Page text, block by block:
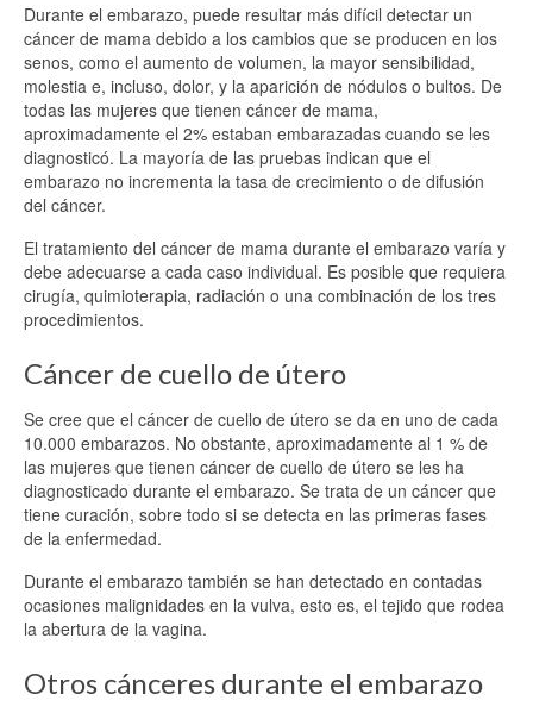
Durante el embarazo, puede resultar más difícil detectar un
cáncer de mama debido a los cambios que se producen en los
senos, como el aumento de volumen, la mayor sensibilidad,
molestia e, incluso, dolor, y la aparición de nódulos o bultos. De
todas las mujeres que tienen cáncer de mama,
aproximadamente el 2% estaban embarazadas cuando se les
diagnosticó. La mayoría de las pruebas indican que el
embarazo no incrementa la tasa de crecimiento o de difusión
del cáncer.
El tratamiento del cáncer de mama durante el embarazo varía y
debe adecuarse a cada caso individual. Es posible que requiera
cirugía, quimioterapia, radiación o una combinación de los tres
procedimientos.
Cáncer de cuello de útero
Se cree que el cáncer de cuello de útero se da en uno de cada
10.000 embarazos. No obstante, aproximadamente al 1 % de
las mujeres que tienen cáncer de cuello de útero se les ha
diagnosticado durante el embarazo. Se trata de un cáncer que
tiene curación, sobre todo si se detecta en las primeras fases
de la enfermedad.
Durante el embarazo también se han detectado en contadas
ocasiones malignidades en la vulva, esto es, el tejido que rodea
la abertura de la vagina.
Otros cánceres durante el embarazo